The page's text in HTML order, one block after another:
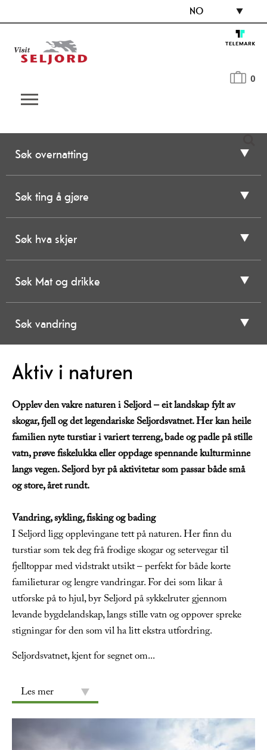
NO
0
Søk overnatting
Søk ting å gjøre
Søk hva skjer
Søk Mat og drikke
Søk vandring
Aktiv i naturen
Opplev den vakre naturen i Seljord – eit landskap fylt av
skogar, fjell og det legendariske Seljordsvatnet. Her kan heile
familien nyte turstiar i variert terreng, bade og padle på stille
vatn, prøve fiskelukka eller oppdage spennande kulturminne
langs vegen. Seljord byr på aktivitetar som passar både små
og store, året rundt.
Vandring, sykling, fisking og bading
I Seljord ligg opplevingane tett på naturen. Her finn du
turstiar som tek deg frå frodige skogar og setervegar til
fjelltoppar med vidstrakt utsikt – perfekt for både korte
familieturar og lengre vandringar. For dei som likar å
utforske på to hjul, byr Seljord på sykkelruter gjennom
levande bygdelandskap, langs stille vatn og oppover spreke
stigningar for den som vil ha litt ekstra utfordring.
Seljordsvatnet, kjent for segnet om...
Les mer